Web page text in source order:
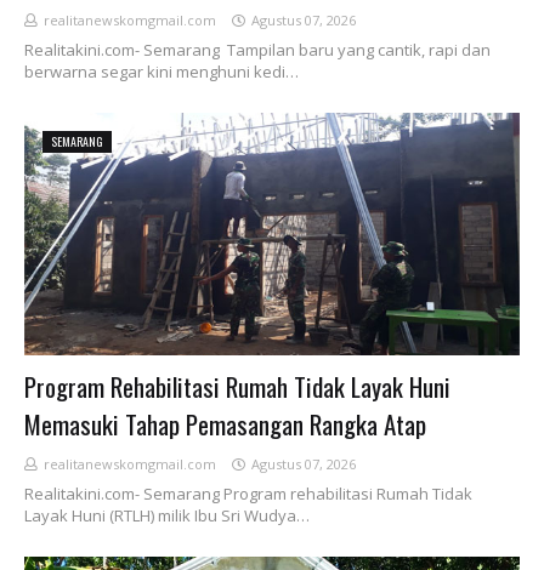
realitanewskomgmail.com Agustus 07, 2026
Realitakini.com- Semarang Tampilan baru yang cantik, rapi dan
berwarna segar kini menghuni kedi…
SEMARANG
Program Rehabilitasi Rumah Tidak Layak Huni
Memasuki Tahap Pemasangan Rangka Atap
realitanewskomgmail.com Agustus 07, 2026
Realitakini.com- Semarang Program rehabilitasi Rumah Tidak
Layak Huni (RTLH) milik Ibu Sri Wudya…